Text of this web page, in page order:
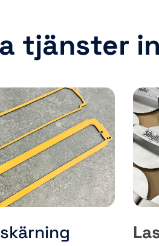
tjänster